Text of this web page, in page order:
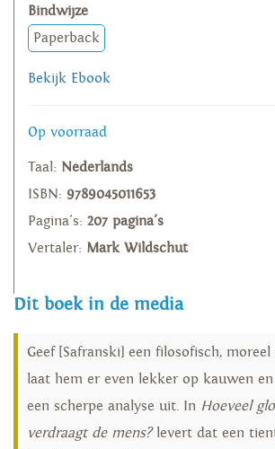
Bindwijze
Paperback
Bekijk Ebook
Op voorraad
Taal: Nederlands
ISBN: 9789045011653
Pagina's: 207 pagina's
Vertaler: Mark Wildschut
Dit boek in de media
Geef [Safranski] een filosofisch,
laat hem er even lekker op kauwen
een scherpe analyse uit. In Hoeveel
verdraagt de mens?levert dat een